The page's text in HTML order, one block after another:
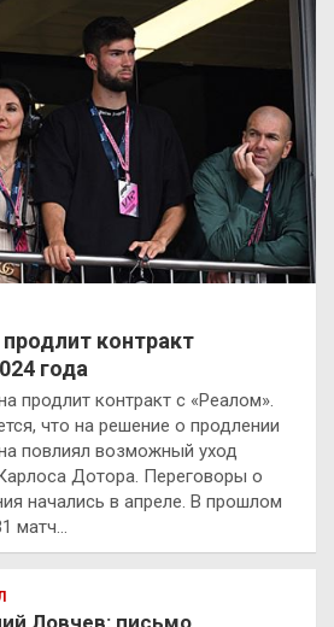
контракт
года
продлит контракт с «Реалом».
что на решение о продлении
повлиял возможный уход
Дотора. Переговоры о
начались в апреле. В прошлом
матч…